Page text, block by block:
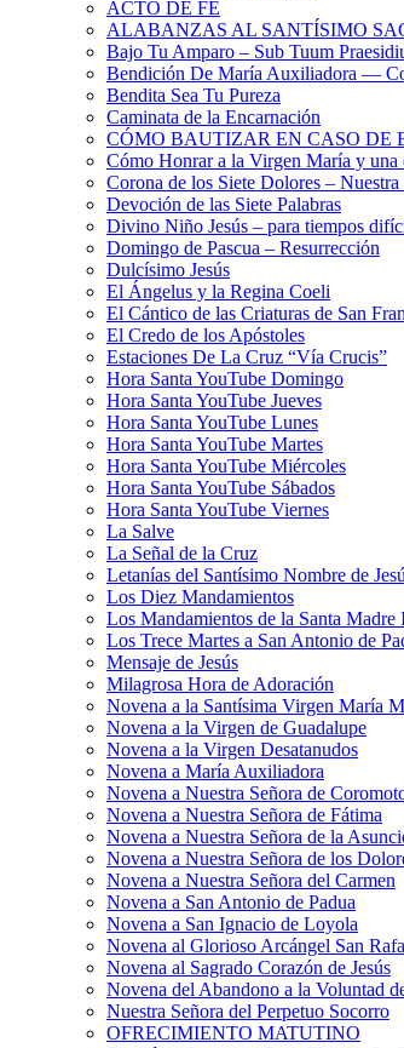
ACTO DE FE
ALABANZAS AL SANTÍSIMO
Bajo Tu Amparo – Sub Tuum
Bendición De María Auxiliadora —
Bendita Sea Tu Pureza
Caminata de la Encarnación
CÓMO BAUTIZAR EN CASO DE
Cómo Honrar a la Virgen María y una
Corona de los Siete Dolores –
Devoción de las Siete Palabras
Divino Niño Jesús – para tiempos
Domingo de Pascua – Resurrección
Dulcísimo Jesús
El Ángelus y la Regina Coeli
El Cántico de las Criaturas de San
El Credo de los Apóstoles
Estaciones De La Cruz “Vía Crucis”
Hora Santa YouTube Domingo
Hora Santa YouTube Jueves
Hora Santa YouTube Lunes
Hora Santa YouTube Martes
Hora Santa YouTube Miércoles
Hora Santa YouTube Sábados
Hora Santa YouTube Viernes
La Salve
La Señal de la Cruz
Letanías del Santísimo Nombre de
Los Diez Mandamientos
Los Mandamientos de la Santa Madre
Los Trece Martes a San Antonio de
Mensaje de Jesús
Milagrosa Hora de Adoración
Novena a la Santísima Virgen María
Novena a la Virgen de Guadalupe
Novena a la Virgen Desatanudos
Novena a María Auxiliadora
Novena a Nuestra Señora de
Novena a Nuestra Señora de Fátima
Novena a Nuestra Señora de la
Novena a Nuestra Señora de los
Novena a Nuestra Señora del Carmen
Novena a San Antonio de Padua
Novena a San Ignacio de Loyola
Novena al Glorioso Arcángel San
Novena al Sagrado Corazón de Jesús
Novena del Abandono a la Voluntad
Nuestra Señora del Perpetuo Socorro
OFRECIMIENTO MATUTINO